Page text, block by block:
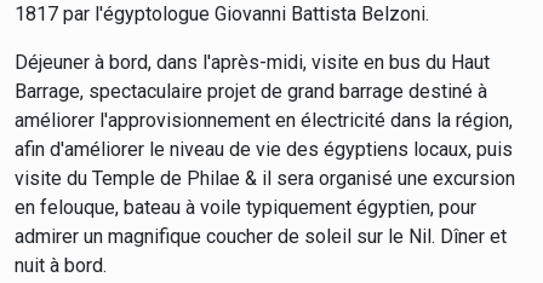
1817 par l'égyptologue Giovanni Battista Belzoni.
Déjeuner à bord, dans l'après-midi, visite en bus du Haut
Barrage, spectaculaire projet de grand barrage destiné à
améliorer l'approvisionnement en électricité dans la région,
afin d'améliorer le niveau de vie des égyptiens locaux, puis
visite du Temple de Philae & il sera organisé une excursion
en felouque, bateau à voile typiquement égyptien, pour
admirer un magnifique coucher de soleil sur le Nil. Dîner et
nuit à bord.